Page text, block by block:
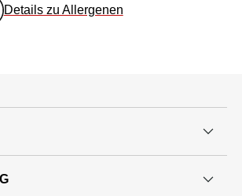
Details zu Allergenen